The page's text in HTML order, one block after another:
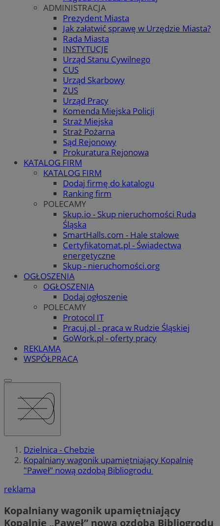
ADMINISTRACJA
Prezydent Miasta
Jak załatwić sprawę w Urzędzie Miasta?
Rada Miasta
INSTYTUCJE
Urząd Stanu Cywilnego
CUS
Urząd Skarbowy
ZUS
Urząd Pracy
Komenda Miejska Policji
Straż Miejska
Straż Pożarna
Sąd Rejonowy
Prokuratura Rejonowa
KATALOG FIRM
KATALOG FIRM
Dodaj firmę do katalogu
Ranking firm
POLECAMY
Skup.io - Skup nieruchomości Ruda
Śląska
SmartHalls.com - Hale stalowe
Certyfikatomat.pl - Świadectwa
energetyczne
Skup - nieruchomości.org
OGŁOSZENIA
OGŁOSZENIA
Dodaj ogłoszenie
POLECAMY
Protocol IT
Pracuj.pl - praca w Rudzie Śląskiej
GoWork.pl - oferty pracy
REKLAMA
WSPÓŁPRACA
Dzielnica - Chebzie
Kopalniany wagonik upamiętniający Kopalnię
"Paweł" nową ozdobą Bibliogrodu
reklama
Kopalniany wagonik upamiętniający
Kopalnię „Paweł” nową ozdobą Bibliogrodu